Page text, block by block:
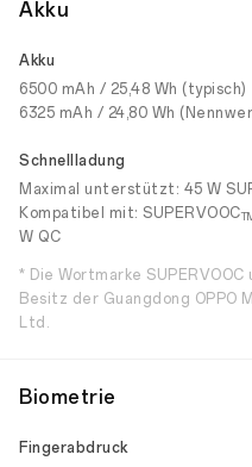
Akku
Akku
6500 mAh / 25,48 Wh (typisch)
6325 mAh / 24,80 Wh
Schnellladung
Maximal unterstützt: 45 W
Kompatibel mit: SUPERVOOC
W QC
* Die Wortmarke
Besitz der Guangdong OPPO
Ltd.
Biometrie
Fingerabdruck